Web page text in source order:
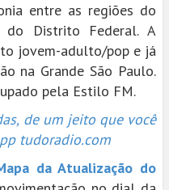
entre as regiões do
Distrito Federal. A
jovem-adulto/pop e já
na Grande São Paulo.
pela Estilo FM.
de um jeito que você
tudoradio.com
da Atualização do